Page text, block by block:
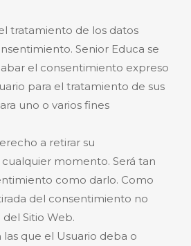
tratamiento de los datos
Senior Educa se
el consentimiento expreso
para el tratamiento de sus
uno o varios fines
a retirar su
momento. Será tan
como darlo. Como
del consentimiento no
Sitio Web.
las que el Usuario deba o